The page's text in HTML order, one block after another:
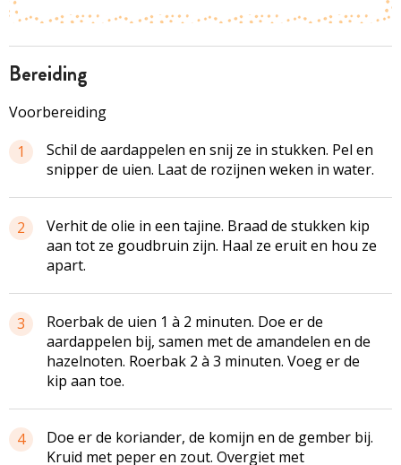
bereiding
Voorbereiding
1
Schil de aardappelen en snij ze in stukken. Pel en
snipper de uien. Laat de rozijnen weken in water.
2
Verhit de olie in een tajine. Braad de stukken kip
aan tot ze goudbruin zijn. Haal ze eruit en hou ze
apart.
3
Roerbak de uien 1 à 2 minuten. Doe er de
aardappelen bij, samen met de amandelen en de
hazelnoten. Roerbak 2 à 3 minuten. Voeg er de
kip aan toe.
4
Doe er de koriander, de komijn en de gember bij.
Kruid met peper en zout. Overgiet met